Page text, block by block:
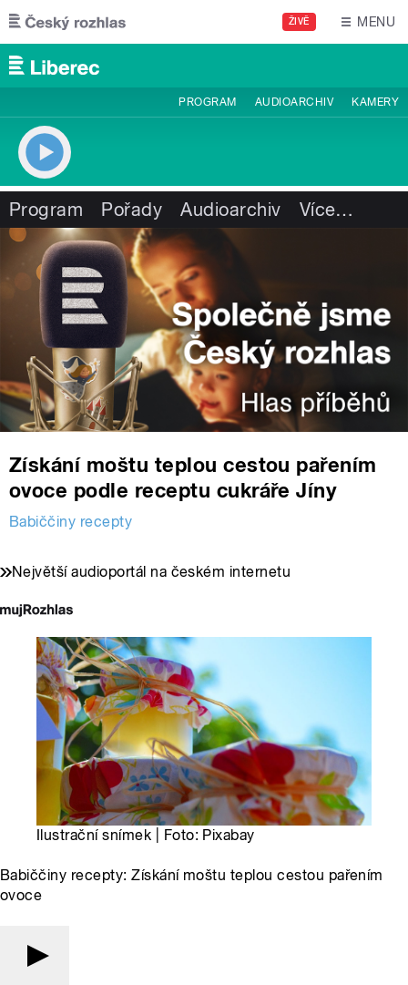
Přejít k hlavnímu obsahu
ŽIVĚ MENU
PROGRAM AUDIOARCHIV KAMERY
Program Pořady Audioarchiv Více…
Získání moštu teplou cestou pařením
ovoce podle receptu cukráře Jíny
Babiččiny recepty
Největší audioportál na českém internetu
Ilustrační snímek | Foto: Pixabay
Babiččiny recepty: Získání moštu teplou cestou pařením
ovoce